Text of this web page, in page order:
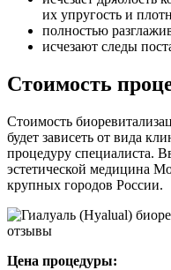
их упругость и
полностью
исчезают следы
Стоимость
Стоимость
будет зависеть от вида
процедуру специалиста.
эстетической медицина
крупных городов России.
Цена процедуры: